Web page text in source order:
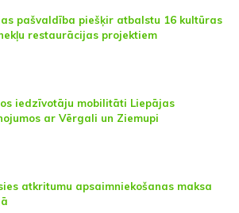
pašvaldība piešķir atbalstu 16 kultūras
restaurācijas projektiem
iedzīvotāju mobilitāti Liepājas
ar Vērgali un Ziemupi
atkritumu apsaimniekošanas maksa